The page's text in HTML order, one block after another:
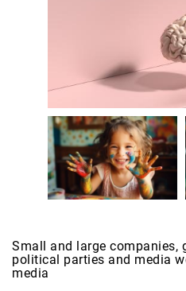
Small and large companies,
political parties and media
media